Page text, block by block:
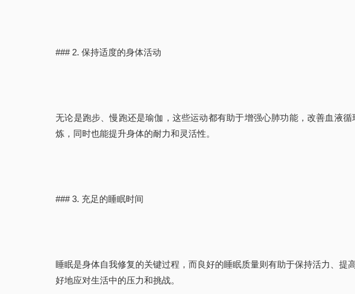
### 2. 保持适度的身体活动
无论是跑步、慢跑还是瑜伽，这些运动都有助于增强心肺功能，改善血液
炼，同时也能提升身体的耐力和灵活性。
### 3. 充足的睡眠时间
睡眠是身体自我修复的关键过程，而良好的睡眠质量则有助于保持活力、
好地应对生活中的压力和挑战。